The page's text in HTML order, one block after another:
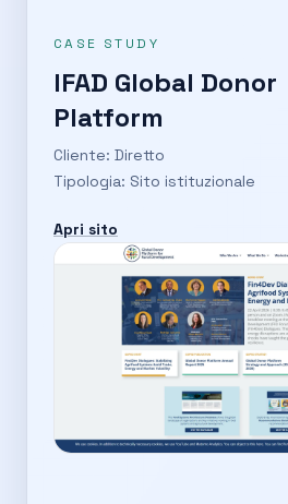
CASE STUDY
IFAD Global Donor
Platform
Cliente: Diretto
Tipologia: Sito istituzionale
Apri sito